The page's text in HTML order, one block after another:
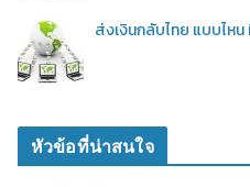
ส่งเงินกลับไทย แบบไหน
หัวข้อที่น่าสนใจ